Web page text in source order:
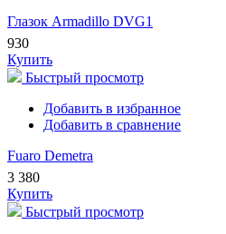
Глазок Armadillo DVG1
930
Купить
Быстрый просмотр
Добавить в избранное
Добавить в сравнение
Fuaro Demetra
3 380
Купить
Быстрый просмотр